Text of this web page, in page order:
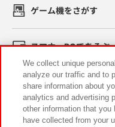
ゲーム機をさがす
スマホ・PCであそぶ
イベント・キャンペー
We collect unique
analyze our traffic and to
share information about
analytics and advertising
other information that
have collected from your